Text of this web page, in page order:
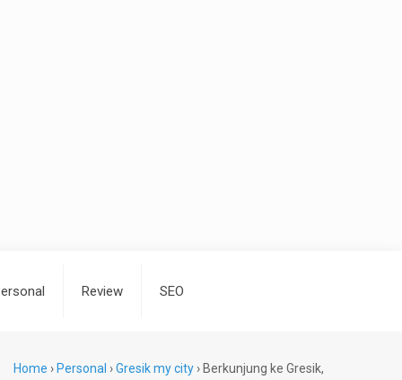
Review SEO
Home › Personal ›Gresik my city › Berkunjung ke Gresik,